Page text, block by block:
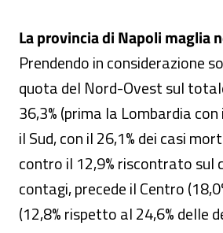
La provincia di Napoli maglia
Prendendo in considerazione
quota del Nord-Ovest sul
36,3% (prima la Lombardia
il Sud, con il 26,1% dei casi
contro il 12,9% riscontrato sul
contagi, precede il Centro
(12,8% rispetto al 24,6% delle